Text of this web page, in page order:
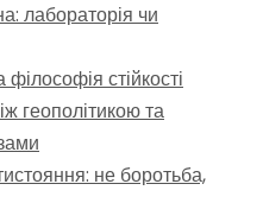
лабораторія чи
стійкості
геополітикою та
не боротьба,